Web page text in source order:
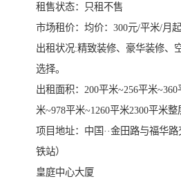
租售状态：只租不售
市场租价：均价：300元/平米/月起
出租状况:精致装修、豪华装修、
选择。
出租面积：200平米~256平米
米~978平米~1260平米2300平米
项目地址：中国··金田路与福华
铁站）
皇庭中心大厦